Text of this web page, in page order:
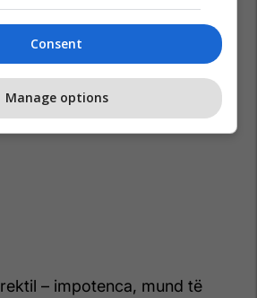
– impotenca, mund të
Consent
Manage options